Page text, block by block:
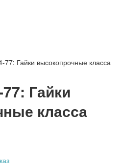
Гайки высокопрочные класса
Гайки
класса